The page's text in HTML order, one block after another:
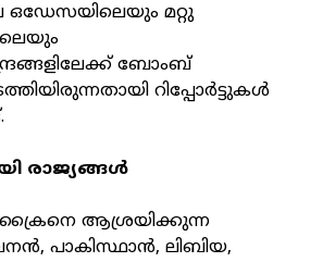
ഒഡേസയിലെയും മറ്റു
ബോംബ്
റിപ്പോർട്ടുകൾ
രാജ്യങ്ങൾ
ആശ്രയിക്കുന്ന
പാകിസ്ഥാൻ, ലിബിയ,